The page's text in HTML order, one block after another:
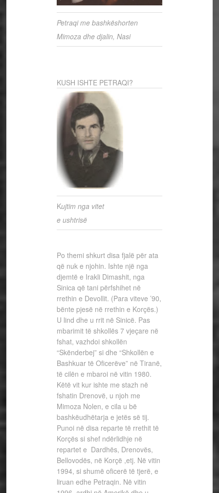
Petraqi me bashkëshorten
Mimoza dhe djalin, Nasi
KUSH ISHTE PETRAQI?
Kujtim nga vitet
e ushtrisë
Po themi shkurt disa fjalë për ata
që nuk e njohin. Ishte një nga
djemtë e Irakli Dimashit, nga
Sinica që tani përfshihet në
rrethin e Devollit. (Para viteve ’90,
bënte pjesë në rrethin e Korçës.)
U lind dhe u rrit në Sinicë. Pas
mbarimit të shkollës 7 vjeçare në
fshat, vazhdoi shkollën
“Skënderbej” si dhe “Shkollën e
Bashkuar të Oficerëve” në Tiranë,
të cilën e mbaroi në vitin 1980.
Këtë vit kur ishte me stazh në
fshatin Drenovë, u njoh me
Mimoza Nolen, e cila u bë
bashkëudhëtarja e jetës së tij.
Punoi në disa reparte të rrethit të
Korçës si shef ndërlidhje në
repartet e Dardhës, Drenovës,
Bellovodës, në Korçë ,etj. Në vitin
1994, si shumë oficerë të tjerë, e
liruan edhe Petraqin. Në vitin